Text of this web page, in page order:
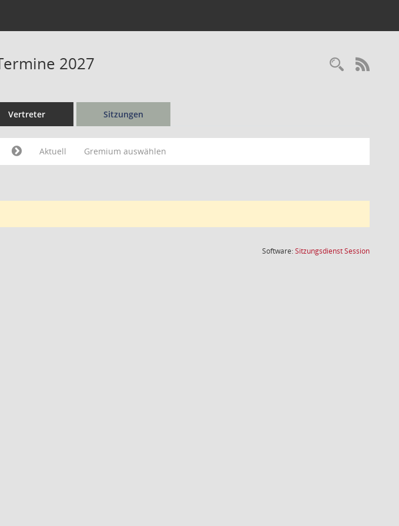
2027
Vertreter Sitzungen
Aktuell Gremium auswählen
Software:SitzungsdienstSession(Wird in